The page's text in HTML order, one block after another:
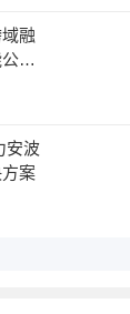
融
开
安波
案